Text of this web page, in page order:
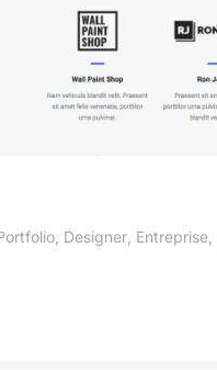
Designer Entreprise